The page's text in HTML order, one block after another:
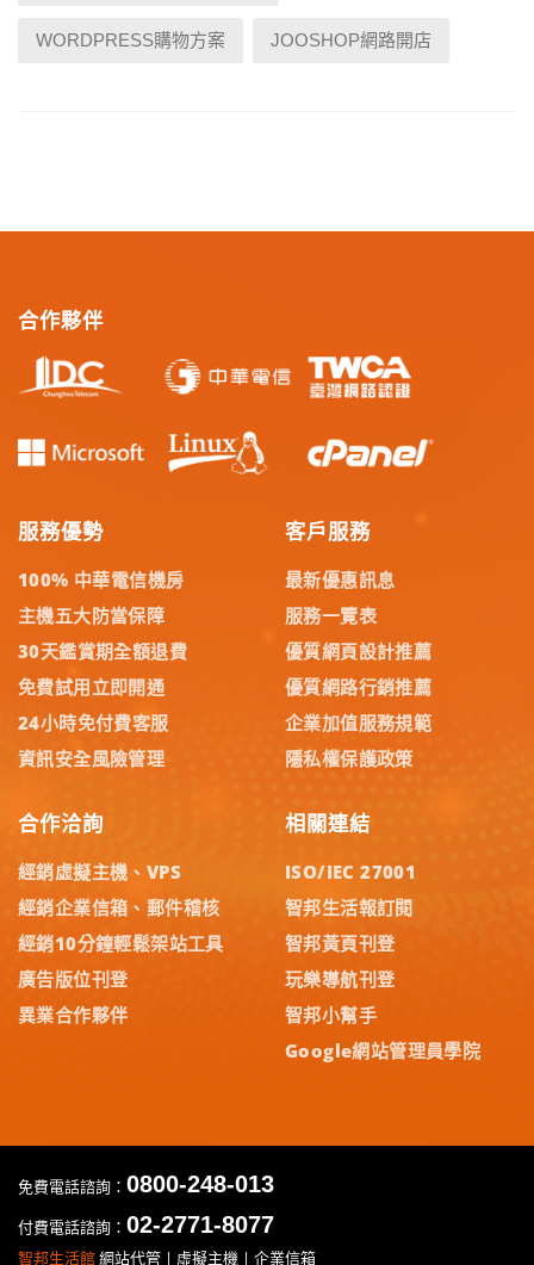
WORDPRESS購物方案 JOOSHOP網路開店
合作夥伴
服務優勢
100% 中華電信機房
主機五大防當保障
30天鑑賞期全額退費
免費試用立即開通
24小時免付費客服
資訊安全風險管理
客戶服務
最新優惠訊息
服務一覽表
優質網頁設計推薦
優質網路行銷推薦
企業加值服務規範
隱私權保護政策
合作洽詢
經銷虛擬主機、VPS
經銷企業信箱、郵件稽核
經銷10分鐘輕鬆架站工具
廣告版位刊登
異業合作夥伴
相關連結
ISO/IEC 27001
智邦生活報訂閱
智邦黃頁刊登
玩樂導航刊登
智邦小幫手
Google網站管理員學院
免費電話諮詢： 0800-248-013
付費電話諮詢： 02-2771-8077
智邦生活館網站代管 | 虛擬主機 | 企業信箱